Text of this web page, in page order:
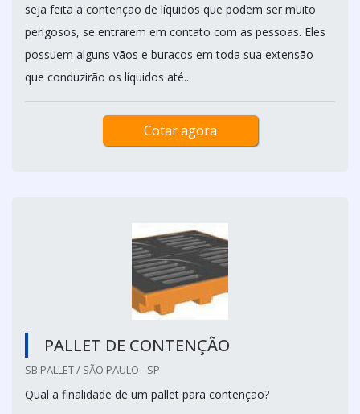
seja feita a contenção de líquidos que podem ser muito
perigosos, se entrarem em contato com as pessoas. Eles
possuem alguns vãos e buracos em toda sua extensão
que conduzirão os líquidos até...
Cotar agora
PALLET DE CONTENÇÃO
SB PALLET / SÃO PAULO - SP
Qual a finalidade de um pallet para contenção?